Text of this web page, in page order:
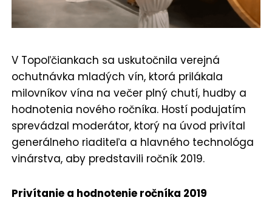
V Topoľčiankach sa uskutočnila verejná
ochutnávka mladých vín, ktorá prilákala
milovníkov vína na večer plný chutí, hudby a
hodnotenia nového ročníka. Hostí podujatím
sprevádzal moderátor, ktorý na úvod privítal
generálneho riaditeľa a hlavného technológa
vinárstva, aby predstavili ročník 2019.
Privítanie a hodnotenie ročníka 2019